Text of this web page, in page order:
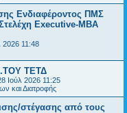
Ενδιαφέροντος ΠΜΣ
Executive-MBΑ
2026 11:48
ΤΕΤΔ
Ιούλ 2026 11:25
και Διατροφής
στέγασης από τους